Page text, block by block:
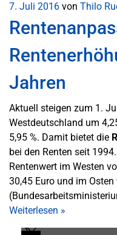
7. Juli 2016 von Thilo
Jahren
Aktuell steigen zum 1.
Westdeutschland um
5,95 %. Damit bietet die
bei den Renten seit 1994.
Rentenwert im Westen
30,45 Euro und im
Weiterlesen »